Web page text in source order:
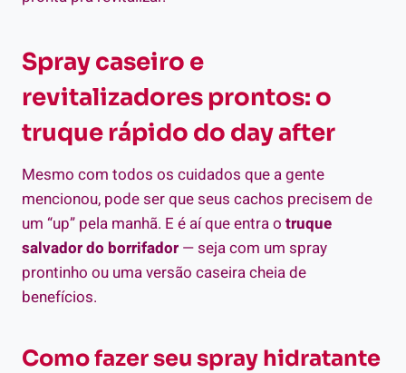
Spray caseiro e
revitalizadores prontos: o
truque rápido do day after
Mesmo com todos os cuidados que a gente
mencionou, pode ser que seus cachos precisem de
um “up” pela manhã. E é aí que entra o truque
salvador do borrifador — seja com um spray
prontinho ou uma versão caseira cheia de
benefícios.
Como fazer seu spray hidratante